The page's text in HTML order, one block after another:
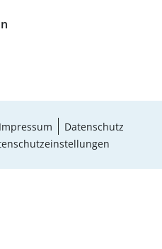
Impressum
Datenschutz